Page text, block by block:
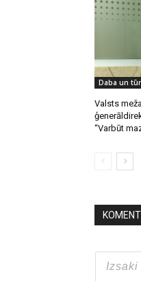
Daba un
Valsts
“Varbūt